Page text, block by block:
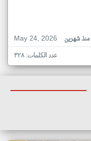
May 24, 2026
منذ شهرين
عدد الكلمات: ٣٢٨